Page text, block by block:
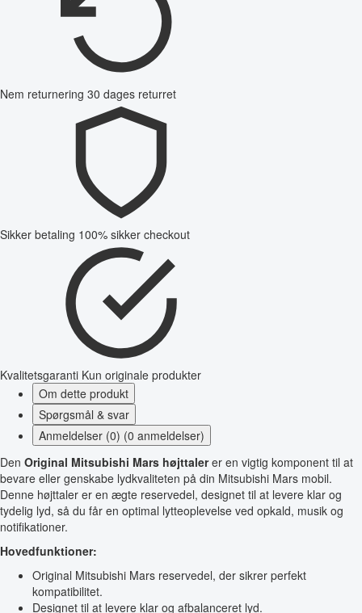
Nem returnering 30 dages returret
Sikker betaling 100% sikker checkout
Kvalitetsgaranti Kun originale produkter
Om dette produkt
Spørgsmål & svar
Anmeldelser (0) (0 anmeldelser)
Den Original Mitsubishi Mars højttalerer en vigtig komponent til at
bevare eller genskabe lydkvaliteten på din Mitsubishi Mars mobil.
Denne højttaler er en ægte reservedel, designet til at levere klar og
tydelig lyd, så du får en optimal lytteoplevelse ved opkald, musik og
notifikationer.
Hovedfunktioner:
Original Mitsubishi Mars reservedel, der sikrer perfekt
kompatibilitet.
Designet til at levere klar og afbalanceret lyd.